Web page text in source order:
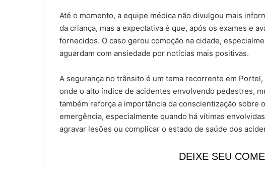
Até o momento, a equipe médica não divulgou mais
da criança, mas a expectativa é que, após os exames e
fornecidos. O caso gerou comoção na cidade,
aguardam com ansiedade por notícias mais positivas.
A segurança no trânsito é um tema recorrente em
onde o alto índice de acidentes envolvendo pedestres,
também reforça a importância da conscientização sobre
emergência, especialmente quando há vítimas
agravar lesões ou complicar o estado de saúde dos
DEIXE SEU